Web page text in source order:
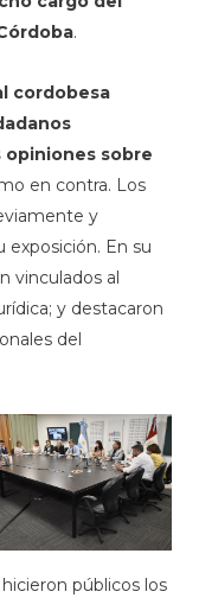
.
cordobesa
opiniones sobre
en contra. Los
y
exposición. En su
vinculados al
y destacaron
del
públicos los